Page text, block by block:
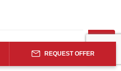
REQUEST OFFER